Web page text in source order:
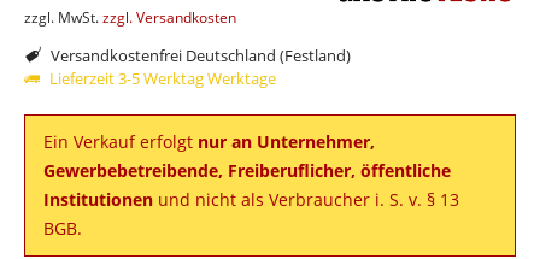
zzgl. MwSt.zzgl. Versandkosten
Versandkostenfrei Deutschland (Festland)
Lieferzeit 3-5 Werktag Werktage
Ein Verkauf erfolgt nur an Unternehmer,
Gewerbebetreibende, Freiberuflicher, öffentliche
Institutionen und nicht als Verbraucher i. S. v. § 13
BGB.